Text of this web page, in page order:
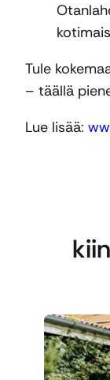
Tule
– täällä
Lue lisää: